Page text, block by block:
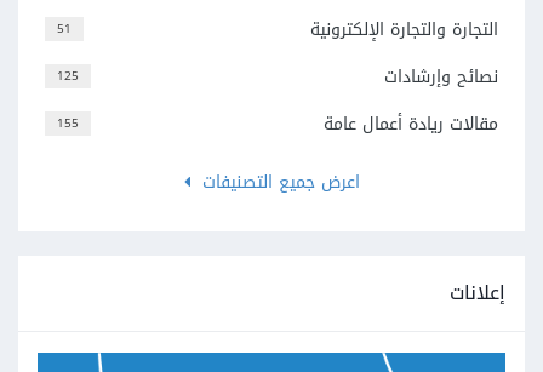
51 التجارة والتجارة الإلكترونية
125 نصائح وإرشادات
155
مقالات ريادة أعمال عامة
اعرض جميع التصنيفات
إعلانات